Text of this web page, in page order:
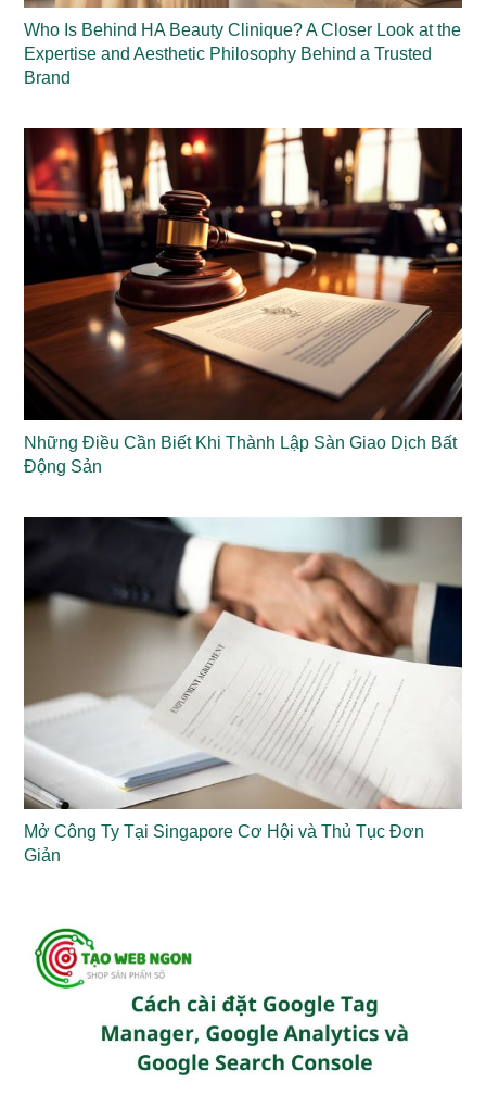
Who Is Behind HA Beauty Clinique? A Closer Look at the
Expertise and Aesthetic Philosophy Behind a Trusted
Brand
Những Điều Cần Biết Khi Thành Lập Sàn Giao Dịch Bất
Động Sản
Mở Công Ty Tại Singapore Cơ Hội và Thủ Tục Đơn
Giản